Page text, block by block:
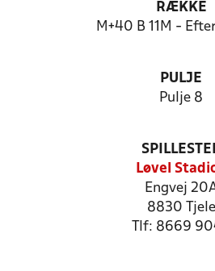
RÆKKE
M+40 B 11M -
PULJE
Pulje 8
Løvel
Engvej
8830 Tjele
Tlf: 8669